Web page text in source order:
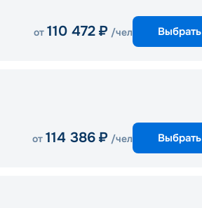
от 110 472 ₽ /чел Выбрать
от 114 386 ₽ /чел Выбрать